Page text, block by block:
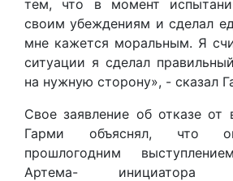
тем, что в момент
своим убеждениям и сделал
мне кажется моральным. Я
ситуации я сделал
на нужную сторону», - сказал
Свое заявление об отказе от
Гарми объяснял, что
прошлогодним
Артема- инициатора